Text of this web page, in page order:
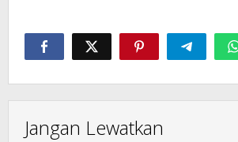
Jangan Lewatkan